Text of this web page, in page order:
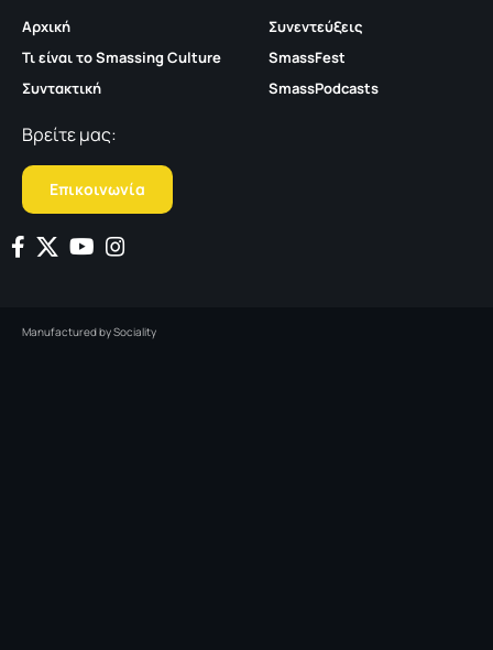
Αρχική
Τι είναι το Smassing Culture
Συντακτική
Συνεντεύξεις
SmassFest
SmassPodcasts
Βρείτε μας:
Επικοινωνία
Manufactured bySociality